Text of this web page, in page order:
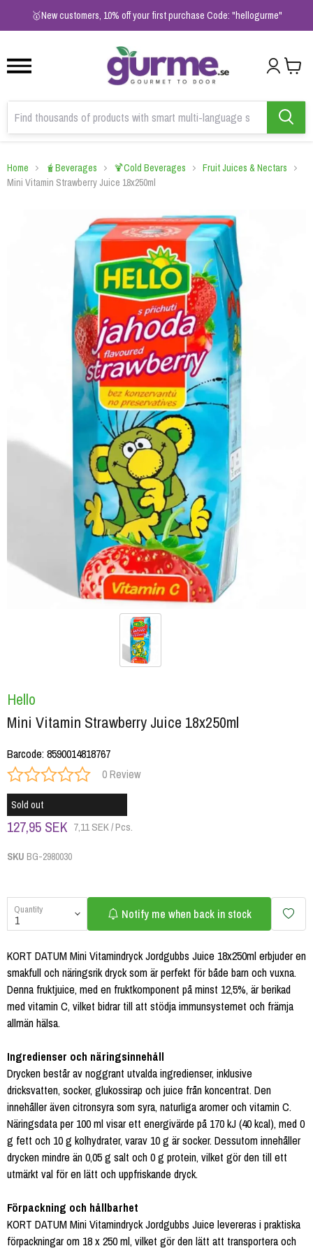
🥇New customers, 10% off your first purchase Code: "hellogurme"
2
Home 🧋Beverages 🍹Cold Beverages
Fruit Juices & Nectars
Mini Vitamin Strawberry Juice 18x250ml
Hello
Mini Vitamin Strawberry Juice 18x250ml
Barcode:8590014818767
0 Review
Sold out
127,95 SEK 7,11 SEK / Pcs.
SKU BG-2980030
Quantity Notify me when back in stock
KORT DATUM Mini Vitamindryck Jordgubbs Juice 18x250ml erbjuder en
smakfull och näringsrik dryck som är perfekt för både barn och vuxna.
Denna fruktjuice, med en fruktkomponent på minst 12,5%, är berikad
med vitamin C, vilket bidrar till att stödja immunsystemet och främja
allmän hälsa.
Ingredienser och näringsinnehåll
Drycken består av noggrant utvalda ingredienser, inklusive
dricksvatten, socker, glukossirap och juice från koncentrat. Den
innehåller även citronsyra som syra, naturliga aromer och vitamin C.
Näringsdata per 100 ml visar ett energivärde på 170 kJ (40 kcal), med 0
g fett och 10 g kolhydrater, varav 10 g är socker. Dessutom innehåller
drycken mindre än 0,05 g salt och 0 g protein, vilket gör den till ett
utmärkt val för en lätt och uppfriskande dryck.
Förpackning och hållbarhet
KORT DATUM Mini Vitamindryck Jordgubbs Juice levereras i praktiska
förpackningar om 18 x 250 ml, vilket gör den lätt att transportera och